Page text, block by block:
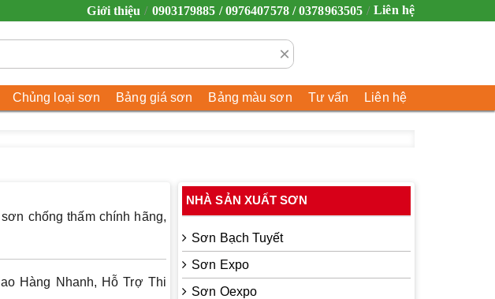
Giới thiệu 0903179885 / 0976407578 / 0378963505 Liên hệ
×
Chủng loại sơn Bảng giá sơn Bảng màu sơn Tư vấn Liên hệ
chống thấm chính hãng,
Hàng Nhanh, Hỗ Trợ Thi
NHÀ SẢN XUẤT SƠN
Sơn Bạch Tuyết
Sơn Expo
Sơn Oexpo